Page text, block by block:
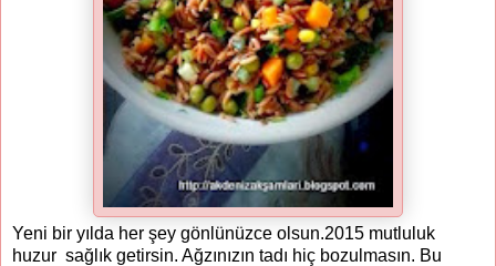
Yeni bir yılda her şey gönlünüzce olsun.2015 mutluluk
huzur sağlık getirsin. Ağzınızın tadı hiç bozulmasın. Bu